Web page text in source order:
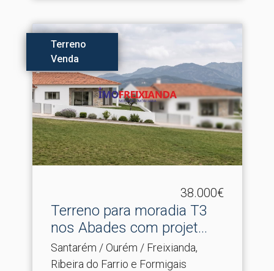
Terreno
Venda
38.000€
Terreno para moradia T3
nos Abades com projet.​..
Santarém / Ourém / Freixianda,
Ribeira do Farrio e Formigais